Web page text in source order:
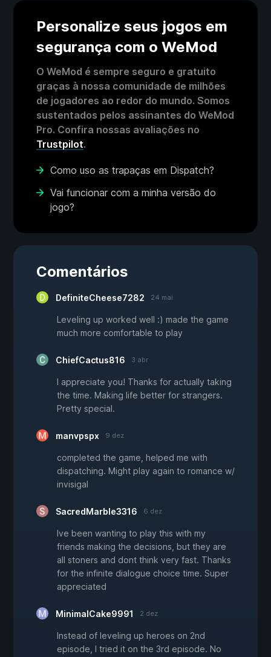
Personalize seus jogos em
segurança com o WeMod
O WeMod é sempre seguro e gratuito
graças à nossa comunidade de milhões
de jogadores ao redor do mundo. Somos
sustentados pelos assinantes do WeMod
Pro. Confira nossas avaliações no
Trustpilot.
Como uso as trapaças em Dispatch?
Vai funcionar com a minha versão do
jogo?
Comentários
DefiniteCheese7282 24 mai
Leveling up worked well :) made the game
much more comfortable to play
ChiefCactus816 3 abr
I appreciate you! Thanks for actually taking
the time. Making life better for strangers.
Pretty special.
manvpspx 9 dez
completed the game, helped me with
dispatching. Might play again to romance w/
invisigal
SacredMarble3316 6 dez
Ive been wanting to play this with my
friends making the decisions, but they are
all stoners and dont think very fast. Thanks
for the infinite dialogue choice time. Super
appreciated
MinimalCake9991 2 dez
Instead of leveling up heroes on 2nd
episode, I tried it on the 3rd episode. No